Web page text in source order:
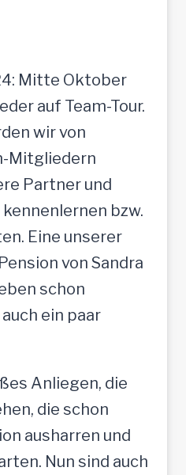
Mitte Oktober
auf Team-Tour.
wir von
Mitgliedern
Partner und
bzw.
Eine unserer
von Sandra
schon
ein paar
Anliegen, die
die schon
ausharren und
Nun sind auch